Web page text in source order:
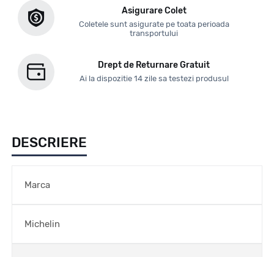
Asigurare Colet
Coletele sunt asigurate pe toata perioada
transportului
Drept de Returnare Gratuit
Ai la dispozitie 14 zile sa testezi produsul
DESCRIERE
Marca
Michelin